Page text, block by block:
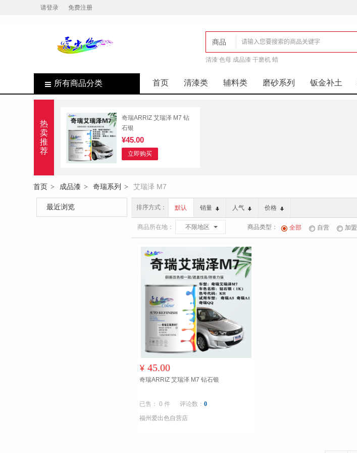
请登录 免费注册
商品
店铺
清漆 色母 成品漆 干磨机 蜡
所有商品分类 首页 清漆类 辅料类 磨砂系列 钣金补土
热
卖
推
荐
奇瑞ARRIZ 艾瑞泽 M7 钻
石银
¥45.00
立即购买
首页 > 成品漆 > 奇瑞系列 > 艾瑞泽 M7
最近浏览 排序方式： 默认 销量 人气 价格
商品所在地： 不限地区 商品类型： 全部 自营 加盟
¥ 45.00
奇瑞ARRIZ 艾瑞泽 M7 钻石银
已售： 0 件 评论数： 0
福州爱出色自营店